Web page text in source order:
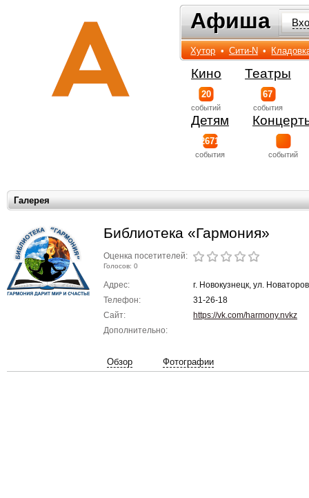
Афиша
Афиша
Хутор • Сити-N •
Кино
20
событий
Театры
67
события
Детям
2671
события событий
Галерея
Библиотека «Гармония»
Оценка посетителей:
Голосов: 0
Адрес:
г. Новокузнецк, ул.
Телефон:
31-26-18
Сайт:
https://vk.com/harmony.nvkz
Дополнительно:
Обзор Фотографии